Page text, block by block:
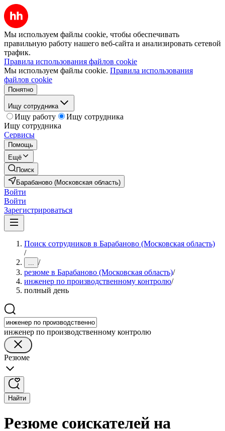
Мы используем файлы cookie, чтобы обеспечивать
правильную работу нашего веб-сайта и анализировать сетевой
трафик.
Правила использования файлов cookie
Мы используем файлы cookie. Правила использования
файлов cookie
Понятно
Ищу сотрудника
Ищу работу
Ищу сотрудника
Ищу сотрудника
Сервисы
Помощь
Ещё
Поиск
Барабаново (Московская область)
Войти
Войти
Зарегистрироваться
Поиск сотрудников в Барабаново (Московская область)
/
... /
резюме в Барабаново (Московская область)/
инженер по производственному контролю/
полный день
инженер по производственному контролю
Резюме
Найти
Резюме соискателей на